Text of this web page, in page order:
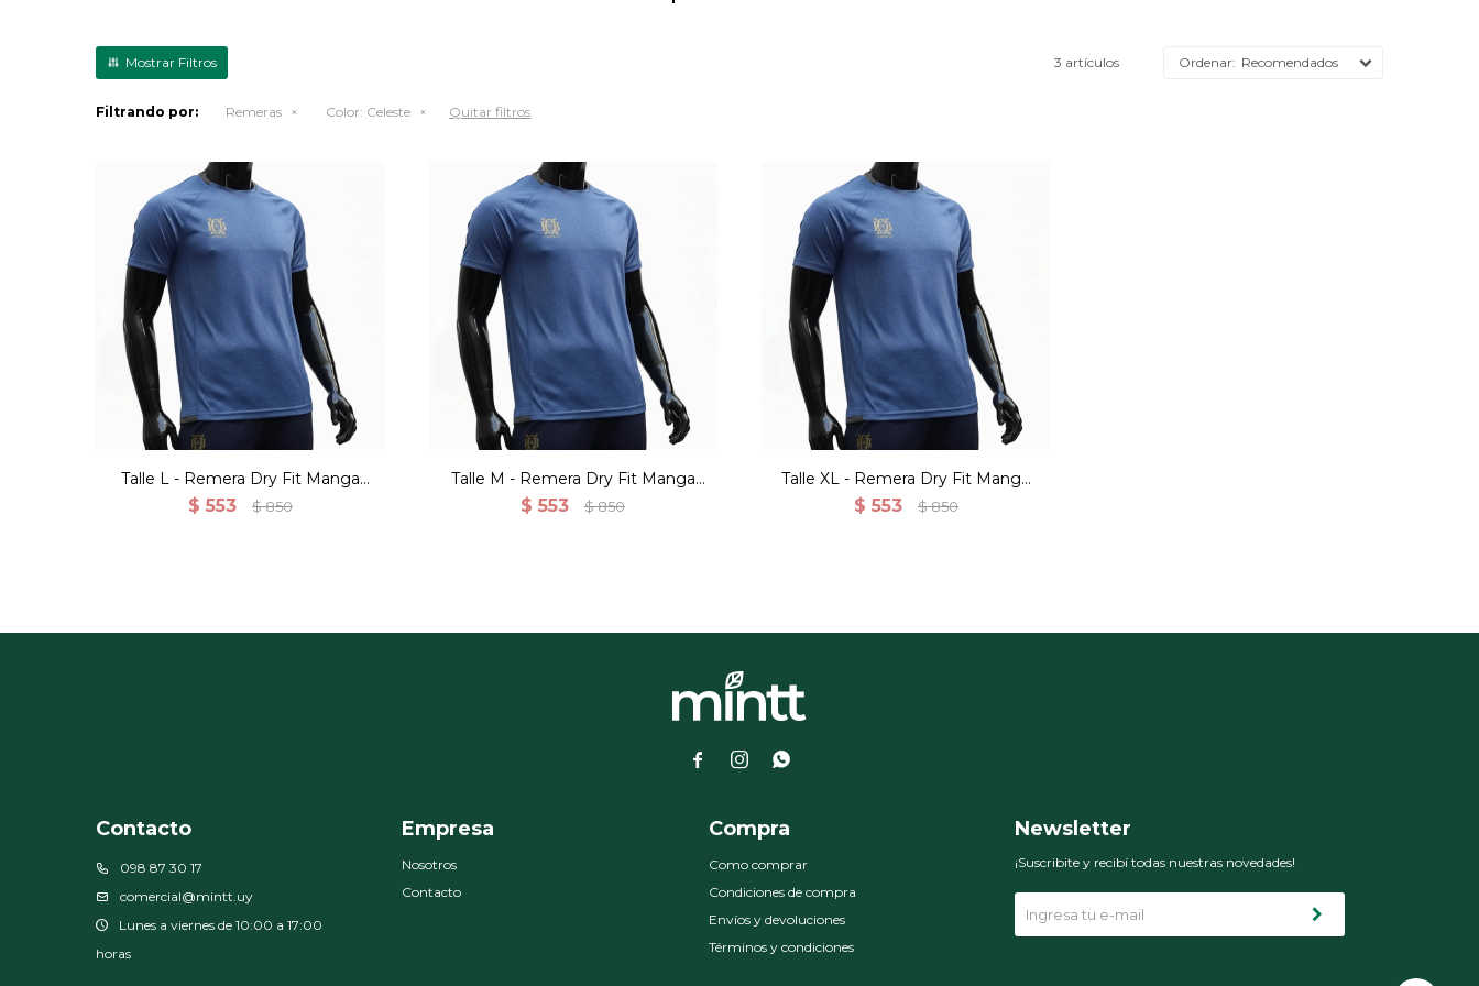
3 artículos Recomendados
Filtrando por: Remeras Color: Celeste Quitar filtros
Talle L - Remera Dry Fit Manga
Corta Para Hombre
$ 553 $ 850
Talle M - Remera Dry Fit Manga
Corta Para Hombre
$ 553 $ 850
Talle XL - Remera Dry Fit Manga
Corta Para Hombre
$ 553 $ 850
  
Contacto
098 87 30 17
comercial@mintt.uy
Lunes a viernes de 10:00 a 17:00
horas
Empresa
Nosotros
Contacto
Compra
Como comprar
Condiciones de compra
Envíos y devoluciones
Términos y condiciones
Newsletter
¡Suscribite y recibí todas nuestras novedades!